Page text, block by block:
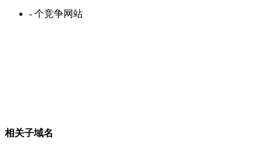
- 个竞争网站
相关子域名